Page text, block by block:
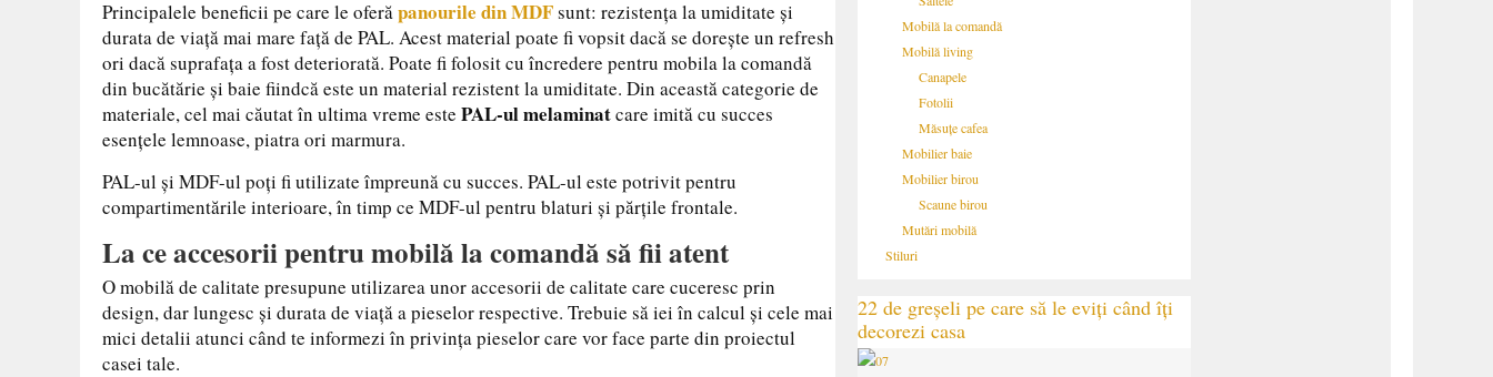
Principalele beneficii pe care le oferăpanourile din MDFsunt: rezistența la umiditate și
durata de viață mai mare față de PAL. Acest material poate fi vopsit dacă se dorește un refresh
ori dacă suprafața a fost deteriorată. Poate fi folosit cu încredere pentru mobila la comandă
din bucătărie și baie fiindcă este un material rezistent la umiditate. Din această categorie de
materiale, cel mai căutat în ultima vreme este PAL-ul melaminatcare imită cu succes
esențele lemnoase, piatra ori marmura.
PAL-ul și MDF-ul poți fi utilizate împreună cu succes. PAL-ul este potrivit pentru
compartimentările interioare, în timp ce MDF-ul pentru blaturi și părțile frontale.
La ce accesorii pentru mobilă la comandă să fii atent
O mobilă de calitate presupune utilizarea unor accesorii de calitate care cuceresc prin
design, dar lungesc și durata de viață a pieselor respective. Trebuie să iei în calcul și cele mai
mici detalii atunci când te informezi în privința pieselor care vor face parte din proiectul
casei tale.
Mobilă la comandă
Mobilă living
Canapele
Fotolii
Măsuțe cafea
Mobilier baie
Mobilier birou
Scaune birou
Mutări mobilă
Stiluri
22 de greșeli pe care să le eviți când îți
decorezi casa